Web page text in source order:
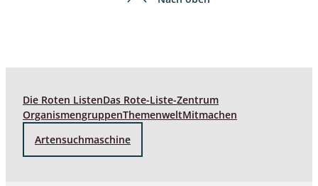
Die Roten ListenDas Rote-Liste-Zentrum
OrganismengruppenThemenweltMitmachen
Artensuchmaschine